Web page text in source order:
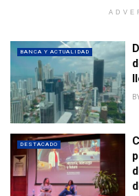
BANCA Y ACTUALIDAD
DESTACADO